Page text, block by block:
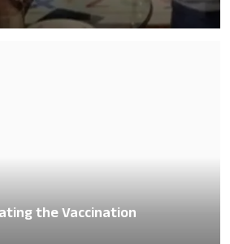
the Vaccination